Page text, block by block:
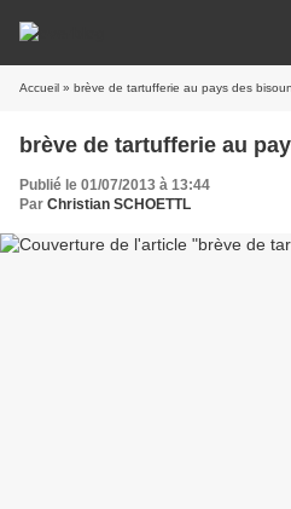
Accueil » brève de tartufferie au pays des
brève de tartufferie au
Publié le 01/07/2013 à 13:44
Par Christian SCHOETTL